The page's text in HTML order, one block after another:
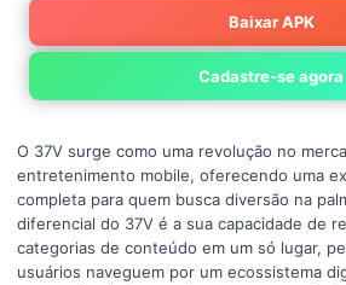
Baixar APK
Cadastre-se agora
O 37V surge como uma revolução no
entretenimento mobile, oferecendo uma
completa para quem busca diversão na
diferencial do 37V é a sua capacidade de
categorias de conteúdo em um só lugar,
usuários naveguem por um ecossistema